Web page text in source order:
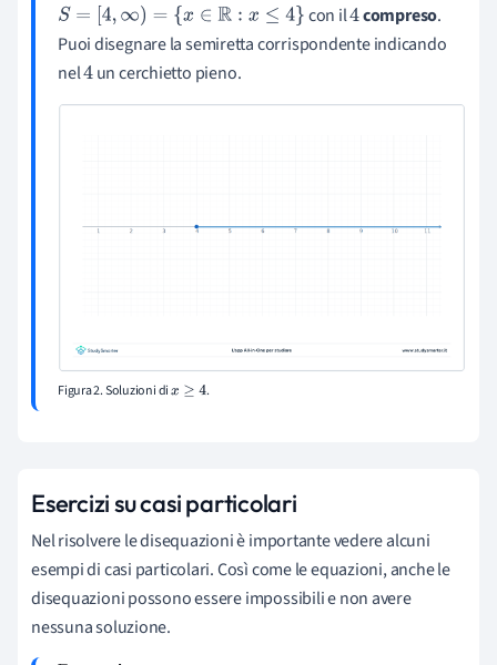
S= [4 ∞)={x∈ R:x ≤4} con il4compreso.
Puoi disegnare la semiretta corrispondente indicando
nel4un cerchietto pieno.
Figura 2. Soluzioni dix≥ 4 .
Esercizi su casi particolari
Nel risolvere le disequazioni è importante vedere alcuni
esempi di casi particolari. Così come le equazioni, anche le
disequazioni possono essere impossibili e non avere
nessuna soluzione.